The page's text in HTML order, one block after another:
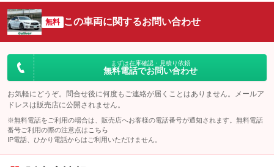
アイドリングストップ
：装備あり
USB入力端子
：装備あり Bluetooth接続
：装備なし ：装備なし
センターデフロック
：装備なし
レンタカーアップ
：装備なし 展示・試乗車
：装備なし
：装備なし
キーレス
：装備あり LEDヘッドランプ
：装備あり
HID(キセノンライト)
バックカメラ
：装備なし ：装備あり
エアロ
：装備なし ：装備あり
ローダウン
：装備なし ランフラットタイヤ
パワーシート
：装備あり 3列シート
：装備なし
ベンチシート フルフラットシート
チップアップシート
無料 この車両に関するお問い合わせ
まずは在庫確認・見積り依頼
無料電話でお問い合わせ
お気軽にどうぞ。問合せ後に何度もご連絡が届くことはありません。メールア
ドレスは販売店に公開されません。
※無料電話をご利用の場合は、販売店へお客様の電話番号が通知されます。無料電話
番号ご利用の際の注意点は こちら
IP電話、ひかり電話からはご利用いただけません。